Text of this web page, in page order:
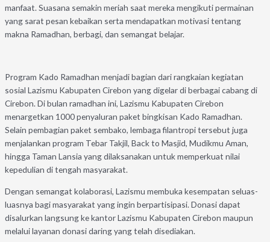
manfaat. Suasana semakin meriah saat mereka mengikuti permainan
yang sarat pesan kebaikan serta mendapatkan motivasi tentang
makna Ramadhan, berbagi, dan semangat belajar.
Program Kado Ramadhan menjadi bagian dari rangkaian kegiatan
sosial Lazismu Kabupaten Cirebon yang digelar di berbagai cabang di
Cirebon. Di bulan ramadhan ini, Lazismu Kabupaten Cirebon
menargetkan 1000 penyaluran paket bingkisan Kado Ramadhan.
Selain pembagian paket sembako, lembaga filantropi tersebut juga
menjalankan program Tebar Takjil, Back to Masjid, Mudikmu Aman,
hingga Taman Lansia yang dilaksanakan untuk memperkuat nilai
kepedulian di tengah masyarakat.
Dengan semangat kolaborasi, Lazismu membuka kesempatan seluas-
luasnya bagi masyarakat yang ingin berpartisipasi. Donasi dapat
disalurkan langsung ke kantor Lazismu Kabupaten Cirebon maupun
melalui layanan donasi daring yang telah disediakan.